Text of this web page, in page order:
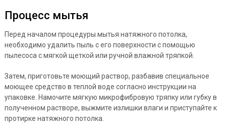
Процесс мытья
Перед началом процедуры мытья натяжного потолка,
необходимо удалить пыль с его поверхности с помощью
пылесоса с мягкой щеткой или ручной влажной тряпкой.
Затем, приготовьте моющий раствор, разбавив специальное
моющее средство в теплой воде согласно инструкции на
упаковке. Намочите мягкую микрофибровую тряпку или губку в
полученном растворе, выжмите излишки влаги и приступайте к
протирке натяжного потолка.